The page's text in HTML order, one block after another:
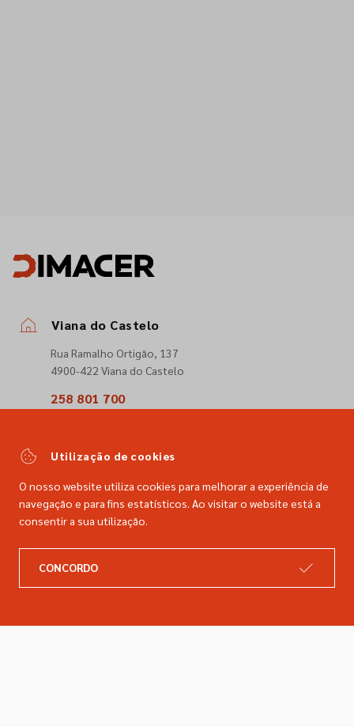
Viana do Castelo
Rua Ramalho Ortigão, 137
4900-422 Viana do Castelo
258 801 700
comercial@dimacer.com
Catálogo
Utilização de cookies
O nosso website utiliza cookies para melhorar a experiência de
navegação e para fins estatísticos. Ao visitar o website está a
consentir a sua utilização.
CONCORDO